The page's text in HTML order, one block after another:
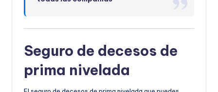
Seguro de decesos de
prima nivelada